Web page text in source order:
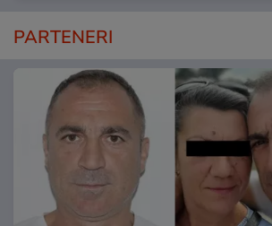
PARTENERI